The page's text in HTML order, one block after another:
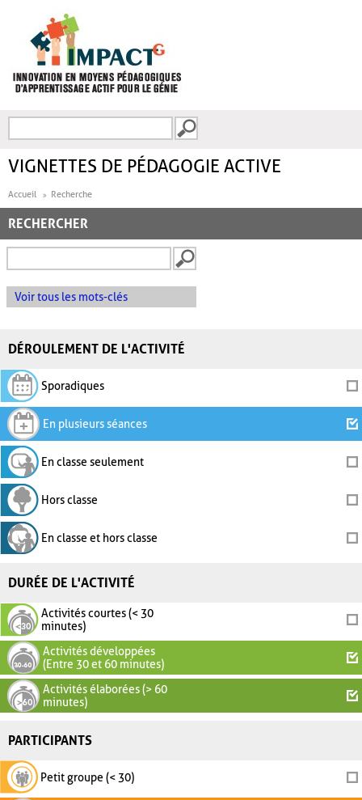
FORMULAIRE DE
VIGNETTES DE PÉDAGOGIE ACTIVE
Accueil Recherche
RECHERCHER
Voir tous les mots-clés
DÉROULEMENT DE L'ACTIVITÉ
Sporadiques
En plusieurs séances
En classe seulement
Hors classe
En classe et hors classe
DURÉE DE L'ACTIVITÉ
Activités courtes (< 30
minutes)
Activités développées
(Entre 30 et 60 minutes)
Activités élaborées (> 60
minutes)
PARTICIPANTS
Petit groupe (< 30)